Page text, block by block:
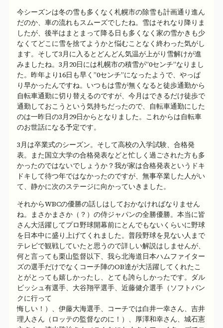
今シーズンは冬の雪も多くなく札幌市の除雪も計画通り進ん
だのか、車の流れもスムーズでしたね。雪はそれなり降りま
したが、後半はまとまって降る日も多くなく家の雪かきも少
なくてどこに雪を捨てようかと悩むことなく終わった気がし
ます。そして3月に入るとどんどん気温が上がり雪解けが進
みましたね。3月20日には札幌市の積雪が”0センチ”なりまし
た。昨年より16日も早く”0センチ”になったようで、やっぱ
り早かったんですね。いつもは雪が無くなると徒歩通勤から
自転車通勤に切り替えるのですが、今月はできるだけ徒歩で
通勤しておこうという気持ちだったので、自転車通勤にした
のは一昨日の3月29日からとなりました。これからは自転車
のお世話になる予定です。
3月は卒業式のシーズン。そして高校の入学試験、合格発
表。また国立大学の合格発表などと忙しく過ごされた方も多
かったのではないでしょうか？我が家は合格発表というドキ
ドキして待つ年ではなかったのですが、無事卒業した人がい
て、静かに次のステージに向かっていきました。
それからWBCの優勝の話しはしておかなければなりません
ね。まさかまさか（？）の侍ジャパンの全勝優勝。本当に皆
さん大活躍してプロ野球開幕前にとんでもないくらいに野球
を日本中に盛り上げてくれました。普段野球を見ない人まで
テレビで観戦していたと思うので詳しい解説はしませんが、
何と言っても栗山監督以下、我ら北海道日本ハムファイター
ズの選手だけでなくコーチ陣のOB達が大活躍してくれたこ
とがとっても嬉しかったし、とても誇らしかったです。ダル
ビッシュ有選手、大谷翔平選手、近藤健介選手（ソフトバン
クに行って
悔しい！）、伊藤大海選手、コーチでは白井一幸さん、吉井
理人さん（ロッテの監督なのに！）、厚澤和幸さん、城石憲